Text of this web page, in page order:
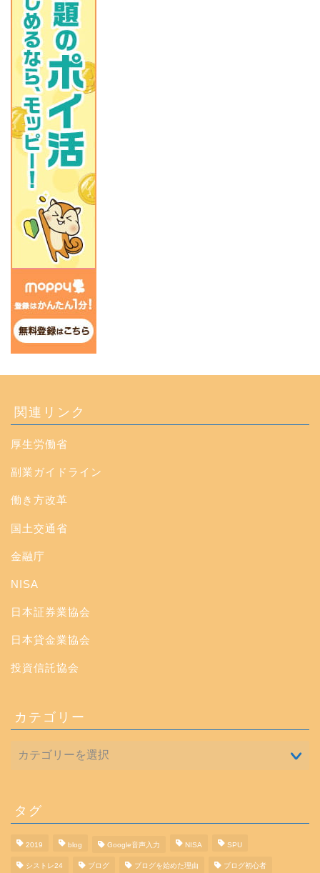
関連リンク
厚生労働省
副業ガイドライン
働き方改革
国土交通省
金融庁
NISA
日本証券業協会
日本貸金業協会
投資信託協会
カテゴリー
タグ
2019 blog Google音声入力 NISA SPU
シストレ24 ブログ ブログを始めた理由 ブログ初心者